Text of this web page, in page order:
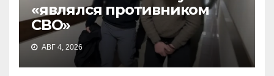
«являлся противником
СВО»
АВГ 4, 2026